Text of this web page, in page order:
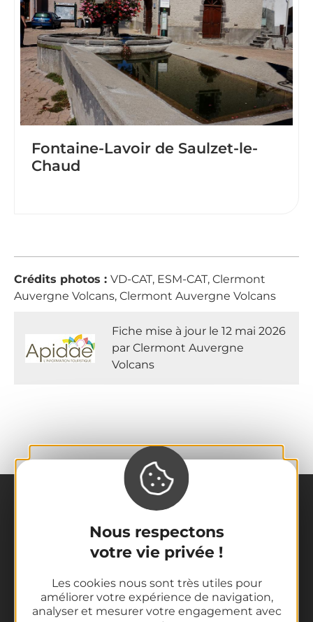
Nous respectons
votre vie privée !
Les cookies nous sont très utiles pour
améliorer votre expérience de navigation,
analyser et mesurer votre engagement avec
Fontaine-Lavoir de Saulzet-le-
Chaud
Crédits photos : VD-CAT, ESM-CAT, Clermont
Auvergne Volcans, Clermont Auvergne Volcans
Fiche mise à jour le 12 mai 2026
par Clermont Auvergne
Volcans
La destination
Nos incontournables